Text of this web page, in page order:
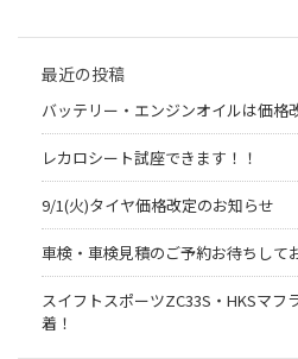
最近の投稿
バッテリー・エンジンオイルは価格
レカロシート試座できます！！
9/1(火)タイヤ価格改定のお知らせ
車検・車検見積のご予約お待ちし
スイフトスポーツZC33S・HKSマ
着！